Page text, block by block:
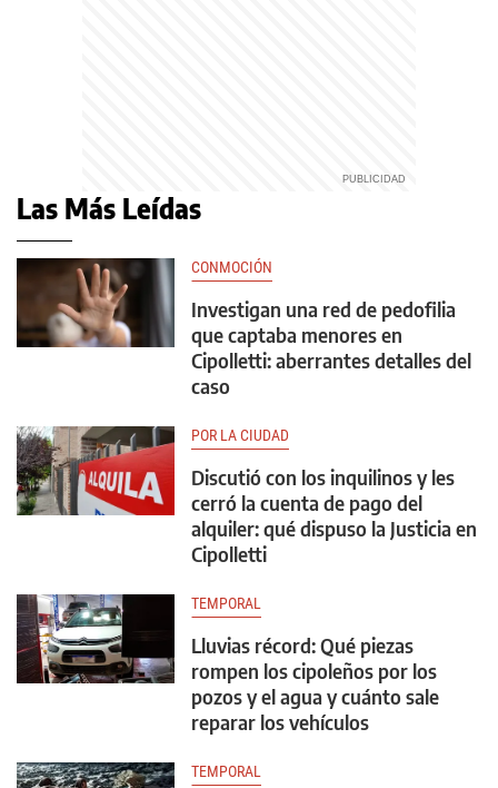
Las Más Leídas
CONMOCIÓN
Investigan una red de pedofilia
que captaba menores en
Cipolletti: aberrantes detalles del
caso
POR LA CIUDAD
Discutió con los inquilinos y les
cerró la cuenta de pago del
alquiler: qué dispuso la Justicia en
Cipolletti
TEMPORAL
Lluvias récord: Qué piezas
rompen los cipoleños por los
pozos y el agua y cuánto sale
reparar los vehículos
TEMPORAL